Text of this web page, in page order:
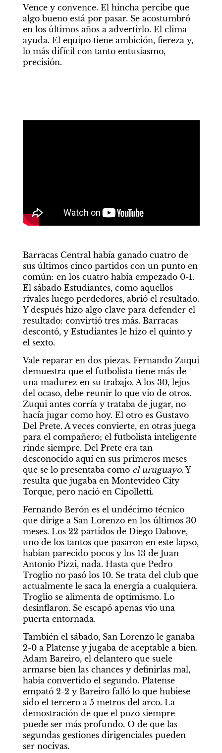
Vence y convence. El hincha percibe que
algo bueno está por pasar. Se acostumbró
en los últimos años a advertirlo. El clima
ayuda. El equipo tiene ambición, fiereza y,
lo más difícil con tanto entusiasmo,
precisión.
Barracas Central había ganado cuatro de
sus últimos cinco partidos con un punto en
común: en los cuatro había empezado 0-1.
El sábado Estudiantes, como aquellos
rivales luego perdedores, abrió el resultado.
Y después hizo algo clave para defender el
resultado: convirtió tres más. Barracas
descontó, y Estudiantes le hizo el quinto y
el sexto.
Vale reparar en dos piezas. Fernando Zuqui
demuestra que el futbolista tiene más de
una madurez en su trabajo. A los 30, lejos
del ocaso, debe reunir lo que vio de otros.
Zuqui antes corría y trataba de jugar, no
hacía jugar como hoy. El otro es Gustavo
Del Prete. A veces convierte, en otras juega
para el compañero; el futbolista inteligente
rinde siempre. Del Prete era tan
desconocido aquí en sus primeros meses
que se lo presentaba como el uruguayo. Y
resulta que jugaba en Montevideo City
Torque, pero nació en Cipolletti.
Fernando Berón es el undécimo técnico
que dirige a San Lorenzo en los últimos 30
meses. Los 22 partidos de Diego Dabove,
uno de los tantos que pasaron en este lapso,
habían parecido pocos y los 13 de Juan
Antonio Pizzi, nada. Hasta que Pedro
Troglio no pasó los 10. Se trata del club que
actualmente le saca la energía a cualquiera.
Troglio se alimenta de optimismo. Lo
desinflaron. Se escapó apenas vio una
puerta entornada.
También el sábado, San Lorenzo le ganaba
2-0 a Platense y jugaba de aceptable a bien.
Adam Bareiro, el delantero que suele
armarse bien las chances y definirlas mal,
había convertido el segundo. Platense
empató 2-2 y Bareiro falló lo que hubiese
sido el tercero a 5 metros del arco. La
demostración de que el pozo siempre
puede ser más profundo. O de que las
segundas gestiones dirigenciales pueden
ser nocivas.